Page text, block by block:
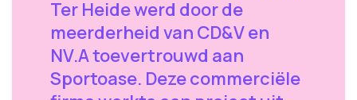
Ter Heide werd door de
meerderheid van CD&V en
NV.A toevertrouwd aan
Sportoase. Deze commerciële